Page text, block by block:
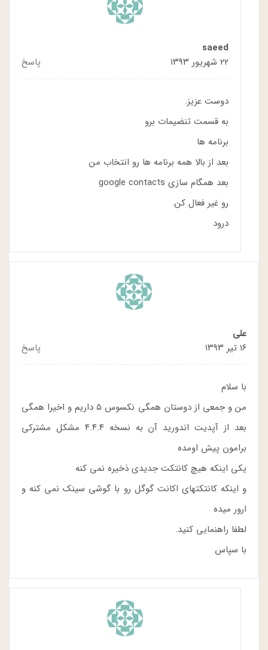
saeed
۲۲ شهریور ۱۳۹۳
پاسخ
دوست عزیز.
به قسمت تنضیمات برو
برنامه ها
بعد از بالا همه برنامه ها رو انتخاب من
بعد همگام سازی google contacts
رو غیر فعال کن.
درود
علی
۱۶ تیر ۱۳۹۳
پاسخ
با سلام
من و جمعی از دوستان همگی نکسوس ۵ داریم و اخیرا همگی
بعد از آپدیت اندورید آن به نسخه ۴.۴.۴ مشکل مشترکی
برامون پیش اومده
یکی اینکه هیچ کانتکت جدیدی ذخیره نمی کنه
و اینکه کانتکتهای اکانت گوگل رو با گوشی سینک نمی کنه و
ارور میده
لطفا راهنمایی کنید.
با سپاس